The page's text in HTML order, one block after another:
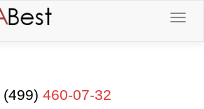
(499) 460-07-32